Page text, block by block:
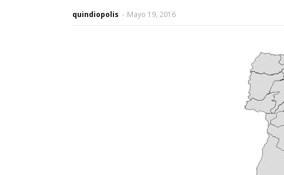
quindiopolis - Mayo 19, 2016